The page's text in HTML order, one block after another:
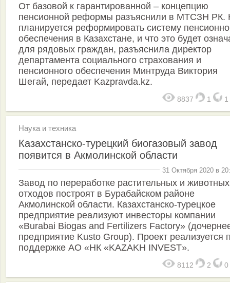
От базовой к гарантированной – концепцию
пенсионной реформы разъяснили в МТСЗН РК.
планируется реформировать систему
обеспечения в Казахстане, и что это будет
для рядовых граждан, разъяснила директор
департамента социального страхования и
пенсионного обеспечения Минтруда Виктория
Шегай, передает Kazpravda.kz.
8837 1 1
Наука и техника
Казахстанско-турецкий биогазовый завод
появится в Акмолинской области
31 Октября 2020 в
Завод по переработке растительных и животных
отходов построят в Бурабайском районе
Акмолинской области. Казахстанско-турецкое
предприятие реализуют инвесторы компании
«Burabai Biogas and Fertilizers Factory»
предприятие Kusto Group). Проект реализуется
поддержке АО «НК «KAZAKH INVEST».
8112 2 0